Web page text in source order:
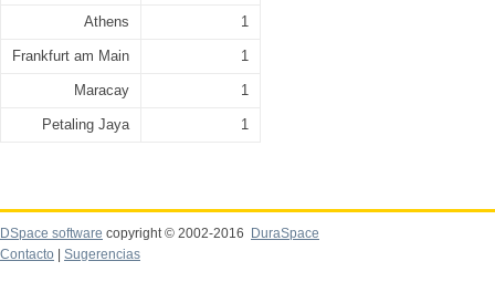
Athens 1
Frankfurt am Main 1
Maracay 1
Petaling Jaya 1
DSpace software copyright © 2002-2016
DuraSpace
Contacto
Sugerencias